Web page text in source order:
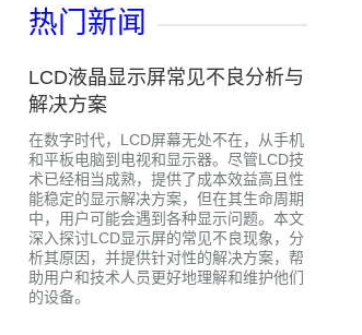
热门新闻
LCD液晶显示屏常见不良分析与
解决方案
在数字时代，LCD屏幕无处不在，从手机
和平板电脑到电视和显示器。尽管LCD技
术已经相当成熟，提供了成本效益高且性
能稳定的显示解决方案，但在其生命周期
中，用户可能会遇到各种显示问题。本文
深入探讨LCD显示屏的常见不良现象，分
析其原因，并提供针对性的解决方案，帮
助用户和技术人员更好地理解和维护他们
的设备。